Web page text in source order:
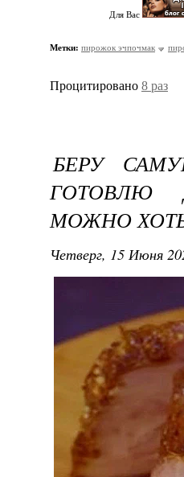
Для Вас
Метки: пирожок эчпочмак
Процитировано 8 раз
БЕРУ
ГОТОВЛЮ
МОЖНО
Четверг, 15 Июня